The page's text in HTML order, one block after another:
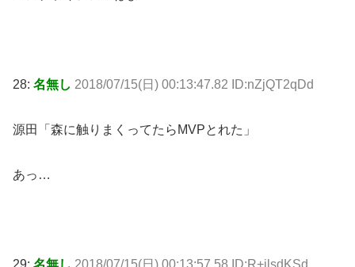
28: 名無し 2018/07/15(日) 00:13:47.82 ID:nZjQT2qDd
源田「森に触りまくってたらMVPとれた」
あっ…